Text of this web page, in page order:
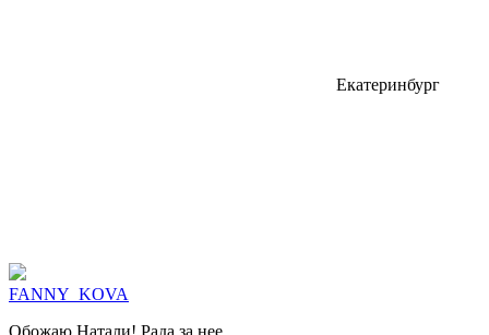
Екатеринбург
FANNY_KOVA
Обожаю Натали! Рада за нее